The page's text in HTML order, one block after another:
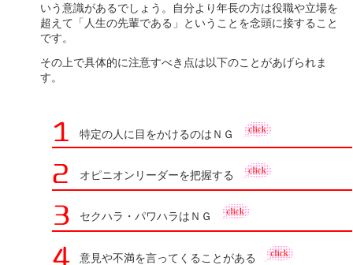
いう意識があるでしょう。自分より年長の方は役職や立場を
超えて「人生の先輩である」ということを念頭に接すること
です。
その上で具体的に注意すべき点は以下のことがあげられま
す。
特定の人に目をかけるのはＮＧ
オピニオンリーダーを把握する
セクハラ・パワハラはＮＧ
意見や不満を言ってくることがある